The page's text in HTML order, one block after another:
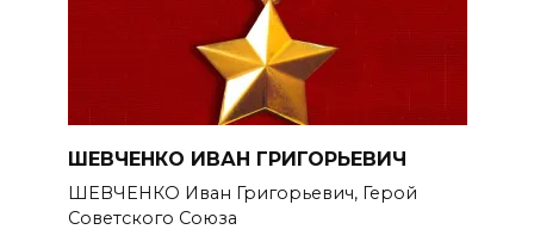
ШЕВЧЕНКО ИВАН ГРИГОРЬЕВИЧ
ШЕВЧЕНКО Иван Григорьевич, Герой
Советского Союза